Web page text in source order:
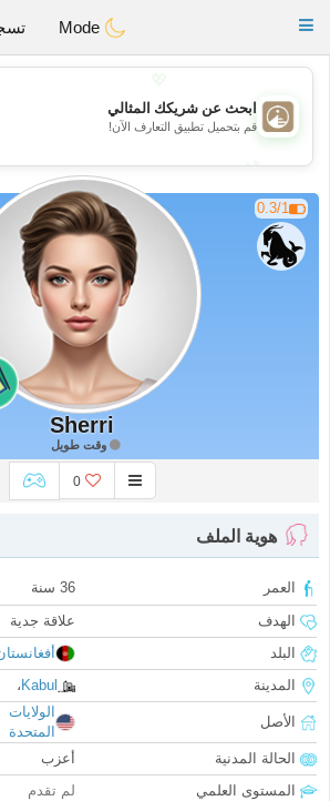
Bahebik
Toggle
💕
💕
ابحث عن شريكك المثالي
قم بتحميل تطبيق التعارف الآن!
0.3/1
Sherri
وقت طويل
0
هوية الملف
العمر
36 سنة
الهدف
علاقة جدية
البلد
المدينة
Kabul ،
الأصل
الولايات
المتحدة
الحالة المدنية
أعزب
المستوى العلمي
لم تقدم